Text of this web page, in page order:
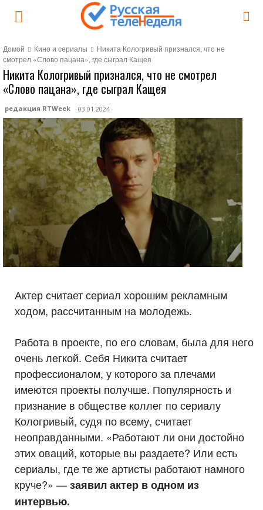
Домой Кино и сериалы
Никита Кологривый признался, что не
смотрел «Слово пацана», где сыграл Кащея
Никита Кологривый признался, что не смотрел
«Слово пацана», где сыграл Кащея
редакция RTWeek 03.01.2024
Актер считает сериал хорошим рекламным
ходом, рассчитанным на молодежь.
Работа в проекте, по его словам, была для него
очень легкой. Себя Никита считает
профессионалом, у которого за плечами
имеются проекты получше. Популярность и
признание в обществе коллег по сериалу
Кологривый, судя по всему, считает
неоправданными. «Работают ли они достойно
этих оваций, которые вы раздаете? Или есть
сериалы, где те же артисты работают намного
круче?» —заявил актер в одном из
интервью.